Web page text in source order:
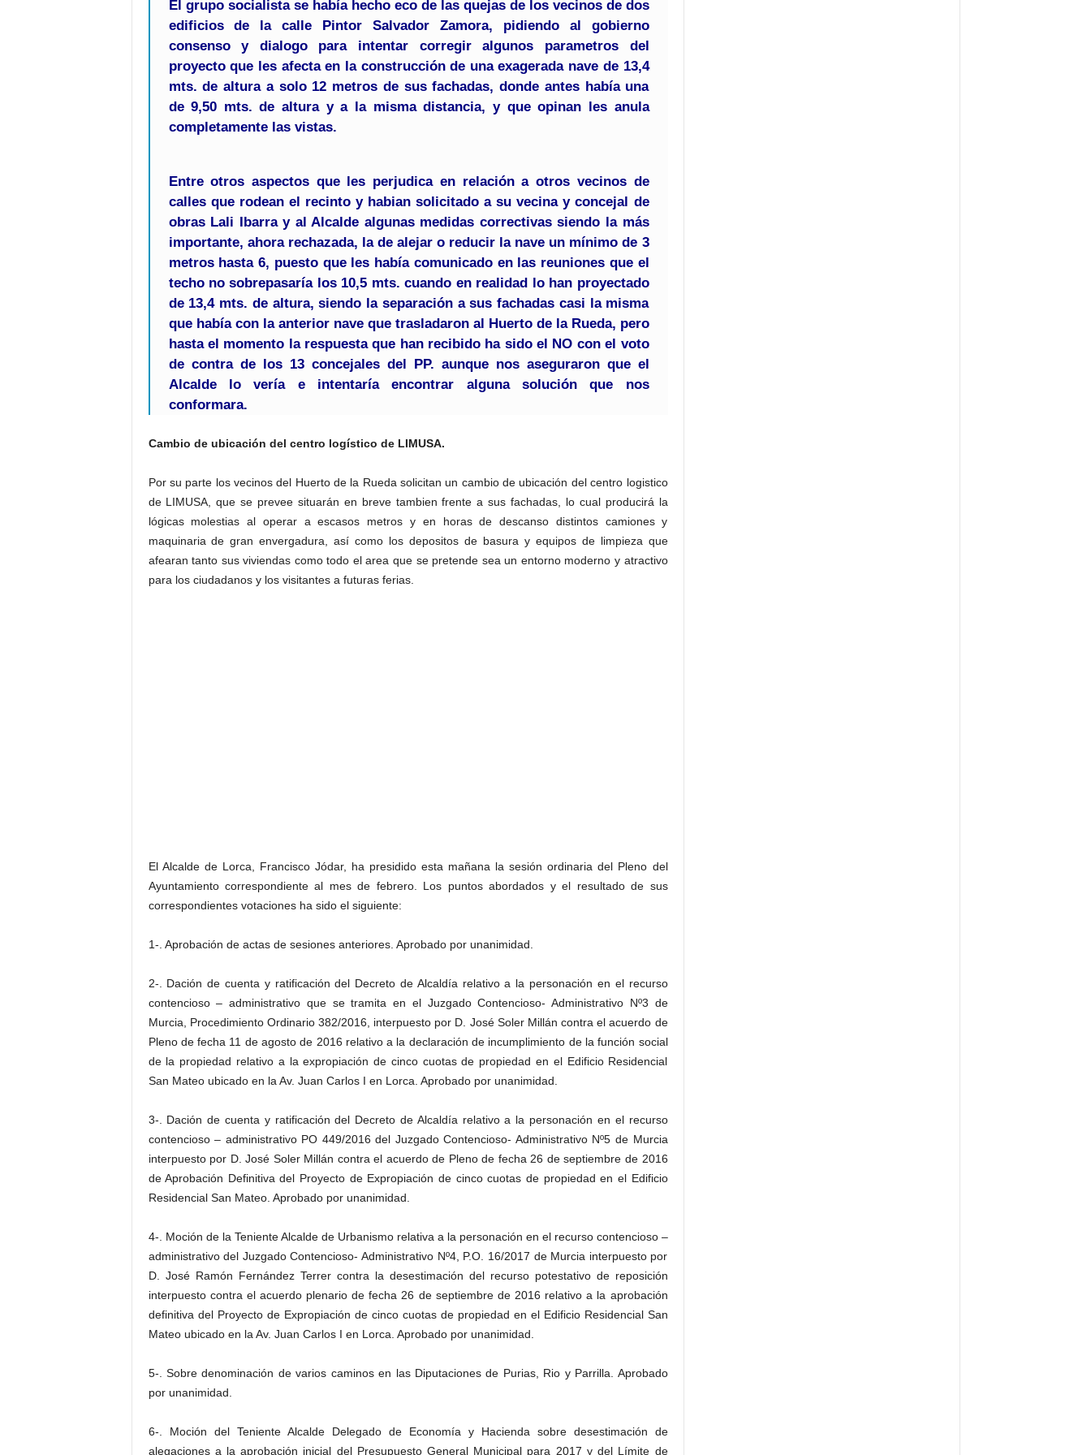
El grupo socialista se había hecho eco de las quejas de los vecinos de dos
edificios de la calle Pintor Salvador Zamora, pidiendo al gobierno
consenso y dialogo para intentar corregir algunos parametros del
proyecto que les afecta en la construcción de una exagerada nave de 13,4
mts. de altura a solo 12 metros de sus fachadas, donde antes había una
de 9,50 mts. de altura y a la misma distancia, y que opinan les anula
completamente las vistas.
Entre otros aspectos que les perjudica en relación a otros vecinos de
calles que rodean el recinto y habian solicitado a su vecina y concejal de
obras Lali Ibarra y al Alcalde algunas medidas correctivas siendo la más
importante, ahora rechazada, la de alejar o reducir la nave un mínimo de 3
metros hasta 6, puesto que les había comunicado en las reuniones que el
techo no sobrepasaría los 10,5 mts. cuando en realidad lo han proyectado
de 13,4 mts. de altura, siendo la separación a sus fachadas casi la misma
que había con la anterior nave que trasladaron al Huerto de la Rueda, pero
hasta el momento la respuesta que han recibido ha sido el NO con el voto
de contra de los 13 concejales del PP. aunque nos aseguraron que el
Alcalde lo vería e intentaría encontrar alguna solución que nos
conformara.
Cambio de ubicación del centro logístico de LIMUSA.
Por su parte los vecinos del Huerto de la Rueda solicitan un cambio de ubicación del centro logistico
de LIMUSA, que se prevee situarán en breve tambien frente a sus fachadas, lo cual producirá la
lógicas molestias al operar a escasos metros y en horas de descanso distintos camiones y
maquinaria de gran envergadura, así como los depositos de basura y equipos de limpieza que
afearan tanto sus viviendas como todo el area que se pretende sea un entorno moderno y atractivo
para los ciudadanos y los visitantes a futuras ferias.
El Alcalde de Lorca, Francisco Jódar, ha presidido esta mañana la sesión ordinaria del Pleno del
Ayuntamiento correspondiente al mes de febrero. Los puntos abordados y el resultado de sus
correspondientes votaciones ha sido el siguiente:
1-. Aprobación de actas de sesiones anteriores. Aprobado por unanimidad.
2-. Dación de cuenta y ratificación del Decreto de Alcaldía relativo a la personación en el recurso
contencioso – administrativo que se tramita en el Juzgado Contencioso- Administrativo Nº3 de
Murcia, Procedimiento Ordinario 382/2016, interpuesto por D. José Soler Millán contra el acuerdo de
Pleno de fecha 11 de agosto de 2016 relativo a la declaración de incumplimiento de la función social
de la propiedad relativo a la expropiación de cinco cuotas de propiedad en el Edificio Residencial
San Mateo ubicado en la Av. Juan Carlos I en Lorca. Aprobado por unanimidad.
3-. Dación de cuenta y ratificación del Decreto de Alcaldía relativo a la personación en el recurso
contencioso – administrativo PO 449/2016 del Juzgado Contencioso- Administrativo Nº5 de Murcia
interpuesto por D. José Soler Millán contra el acuerdo de Pleno de fecha 26 de septiembre de 2016
de Aprobación Definitiva del Proyecto de Expropiación de cinco cuotas de propiedad en el Edificio
Residencial San Mateo. Aprobado por unanimidad.
4-. Moción de la Teniente Alcalde de Urbanismo relativa a la personación en el recurso contencioso –
administrativo del Juzgado Contencioso- Administrativo Nº4, P.O. 16/2017 de Murcia interpuesto por
D. José Ramón Fernández Terrer contra la desestimación del recurso potestativo de reposición
interpuesto contra el acuerdo plenario de fecha 26 de septiembre de 2016 relativo a la aprobación
definitiva del Proyecto de Expropiación de cinco cuotas de propiedad en el Edificio Residencial San
Mateo ubicado en la Av. Juan Carlos I en Lorca. Aprobado por unanimidad.
5-. Sobre denominación de varios caminos en las Diputaciones de Purias, Rio y Parrilla. Aprobado
por unanimidad.
6-. Moción del Teniente Alcalde Delegado de Economía y Hacienda sobre desestimación de
alegaciones a la aprobación inicial del Presupuesto General Municipal para 2017 y del Límite de